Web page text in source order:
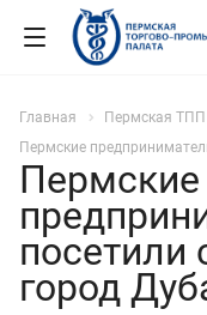
Главная Пермская ТПП
Пермские
Пермские
посетили
город